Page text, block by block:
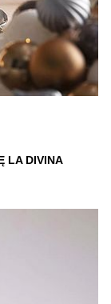
LA DIVINA